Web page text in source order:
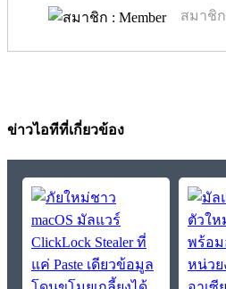
สมาชิก
ข่าวไอทีที่เกี่ยวข้อง